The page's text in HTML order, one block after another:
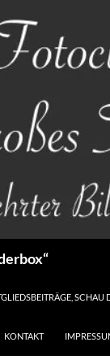
SCHAU
KONTAKT